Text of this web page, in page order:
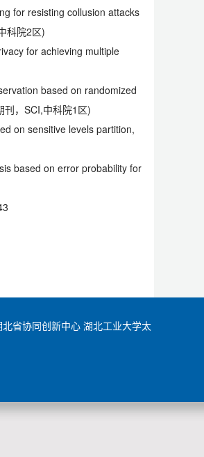
for resisting collusion attacks
科院2区)
for achieving multiple
based on randomized
，SCI,中科院1区)
on sensitive levels partition,
based on error probability for
省协同创新中心 湖北工业大学太